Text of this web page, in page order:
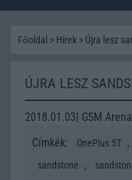
Főoldal > Hírek > Újra lesz
ÚJRA LESZ
2018.01.03| GSM Arena
Címkék:
OnePlus 5T ,
sandstone ,